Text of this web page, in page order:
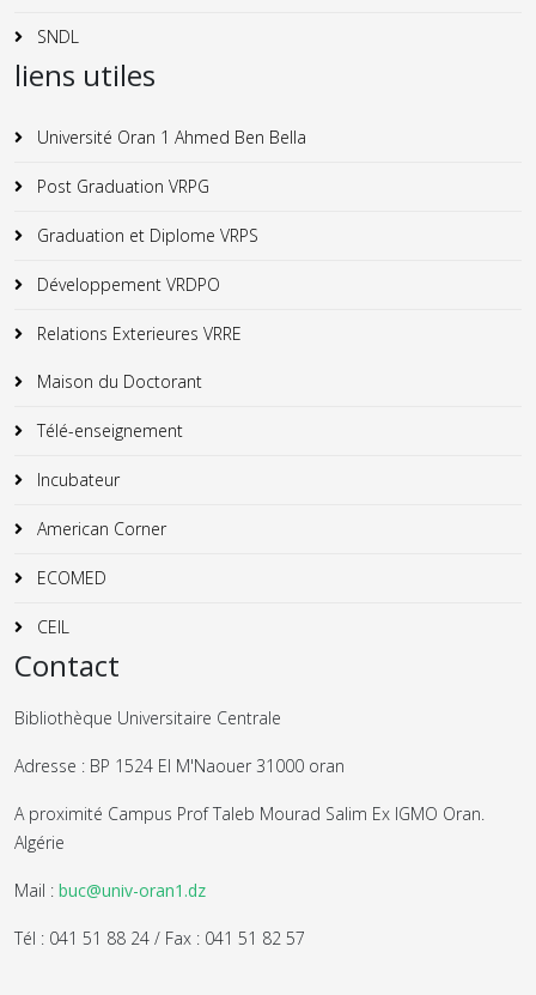
SNDL
liens utiles
Université Oran 1 Ahmed Ben Bella
Post Graduation VRPG
Graduation et Diplome VRPS
Développement VRDPO
Relations Exterieures VRRE
Maison du Doctorant
Télé-enseignement
Incubateur
American Corner
ECOMED
CEIL
Contact
Bibliothèque Universitaire Centrale
Adresse : BP 1524 El M'Naouer 31000 oran
A proximité Campus Prof Taleb Mourad Salim Ex IGMO Oran.
Algérie
Mail : buc@univ-oran1.dz
Tél : 041 51 88 24 / Fax : 041 51 82 57